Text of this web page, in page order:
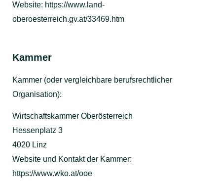
Website: https://www.land-
oberoesterreich.gv.at/33469.htm
Kammer
Kammer (oder vergleichbare berufsrechtlicher
Organisation):
Wirtschaftskammer Oberösterreich
Hessenplatz 3
4020 Linz
Website und Kontakt der Kammer:
https://www.wko.at/ooe